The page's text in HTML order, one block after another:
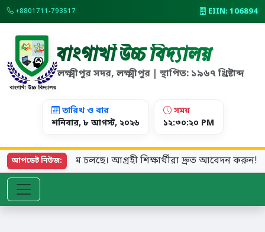
+8801711-793517 EIIN: 106894
বাংগাখাঁ উচ্চ বিদ্যালয়
লক্ষ্মীপুর সদর, লক্ষ্মীপুর | স্থাপিত: ১৯৬৭ খ্রিষ্টাব্দ
তারিখ ও বার
শনিবার, ৮ আগস্ট, ২০২৬
সময়
১২:৩০:২০ PM
আপডেট নিউজ:
ভর্তি কার্যক্রম চলছে। আগ্রহী শিক্ষার্থীরা দ্রুত আবেদন করুন!